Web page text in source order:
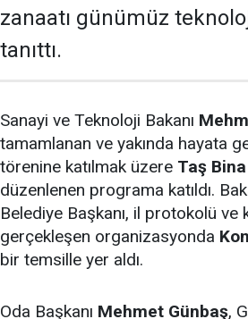
zanaatı günümüz
tanıttı.
Sanayi ve Teknoloji Bakanı
tamamlanan ve yakında hayata
törenine katılmak üzere Taş
düzenlenen programa katıldı.
Belediye Başkanı, il protokolü ve
gerçekleşen organizasyonda
bir temsille yer aldı.
Oda Başkanı Mehmet Günbaş,